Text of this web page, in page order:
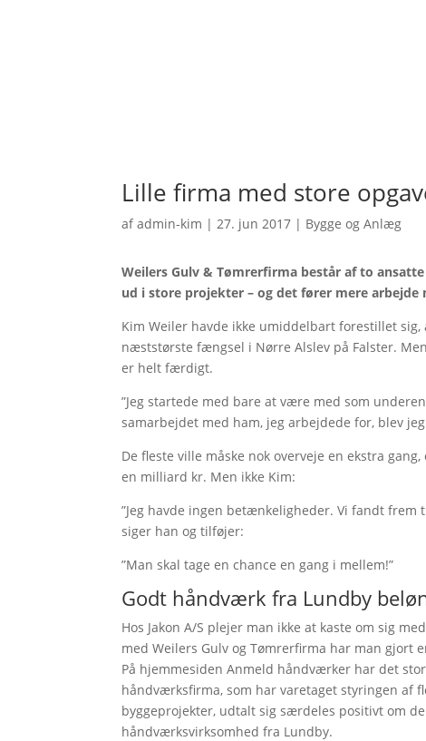
Lille firma med store
afadmin-kim |27. jun 2017 | Bygge og Anlæg
Weilers Gulv & Tømrerfirma består af to
ud i store projekter – og det fører mere arbejde
Kim Weiler havde ikke umiddelbart forestillet
næststørste fængsel i Nørre Alslev på Falster.
er helt færdigt.
”Jeg startede med bare at være med som
samarbejdet med ham, jeg arbejdede for, blev
De fleste ville måske nok overveje en ekstra
en milliard kr. Men ikke Kim:
”Jeg havde ingen betænkeligheder. Vi fandt frem
siger han og tilføjer:
”Man skal tage en chance en gang i mellem!”
Godt håndværk fra Lundby
Hos Jakon A/S plejer man ikke at kaste om sig
med Weilers Gulv og Tømrerfirma har man gjort
På hjemmesiden Anmeld håndværker har det
håndværksfirma, som har varetaget styringen af
byggeprojekter, udtalt sig særdeles positivt om
håndværksvirksomhed fra Lundby.